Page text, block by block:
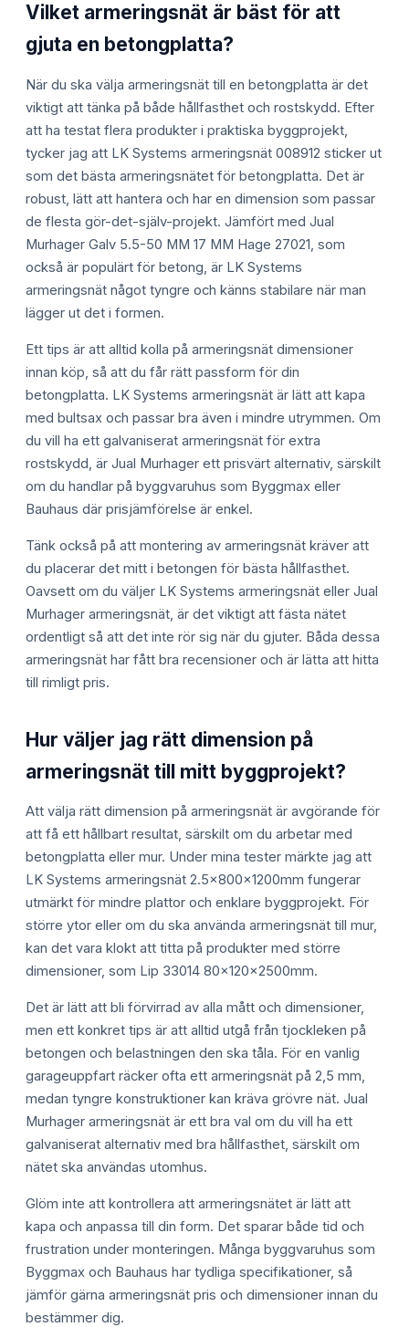
Vilket armeringsnät är bäst för att
gjuta en betongplatta?
När du ska välja armeringsnät till en betongplatta är det
viktigt att tänka på både hållfasthet och rostskydd. Efter
att ha testat flera produkter i praktiska byggprojekt,
tycker jag att LK Systems armeringsnät 008912 sticker ut
som det bästa armeringsnätet för betongplatta. Det är
robust, lätt att hantera och har en dimension som passar
de flesta gör-det-själv-projekt. Jämfört med Jual
Murhager Galv 5.5-50 MM 17 MM Hage 27021, som
också är populärt för betong, är LK Systems
armeringsnät något tyngre och känns stabilare när man
lägger ut det i formen.
Ett tips är att alltid kolla på armeringsnät dimensioner
innan köp, så att du får rätt passform för din
betongplatta. LK Systems armeringsnät är lätt att kapa
med bultsax och passar bra även i mindre utrymmen. Om
du vill ha ett galvaniserat armeringsnät för extra
rostskydd, är Jual Murhager ett prisvärt alternativ, särskilt
om du handlar på byggvaruhus som Byggmax eller
Bauhaus där prisjämförelse är enkel.
Tänk också på att montering av armeringsnät kräver att
du placerar det mitt i betongen för bästa hållfasthet.
Oavsett om du väljer LK Systems armeringsnät eller Jual
Murhager armeringsnät, är det viktigt att fästa nätet
ordentligt så att det inte rör sig när du gjuter. Båda dessa
armeringsnät har fått bra recensioner och är lätta att hitta
till rimligt pris.
Hur väljer jag rätt dimension på
armeringsnät till mitt byggprojekt?
Att välja rätt dimension på armeringsnät är avgörande för
att få ett hållbart resultat, särskilt om du arbetar med
betongplatta eller mur. Under mina tester märkte jag att
LK Systems armeringsnät 2.5x800x1200mm fungerar
utmärkt för mindre plattor och enklare byggprojekt. För
större ytor eller om du ska använda armeringsnät till mur,
kan det vara klokt att titta på produkter med större
dimensioner, som Lip 33014 80x120x2500mm.
Det är lätt att bli förvirrad av alla mått och dimensioner,
men ett konkret tips är att alltid utgå från tjockleken på
betongen och belastningen den ska tåla. För en vanlig
garageuppfart räcker ofta ett armeringsnät på 2,5 mm,
medan tyngre konstruktioner kan kräva grövre nät. Jual
Murhager armeringsnät är ett bra val om du vill ha ett
galvaniserat alternativ med bra hållfasthet, särskilt om
nätet ska användas utomhus.
Glöm inte att kontrollera att armeringsnätet är lätt att
kapa och anpassa till din form. Det sparar både tid och
frustration under monteringen. Många byggvaruhus som
Byggmax och Bauhaus har tydliga specifikationer, så
jämför gärna armeringsnät pris och dimensioner innan du
bestämmer dig.